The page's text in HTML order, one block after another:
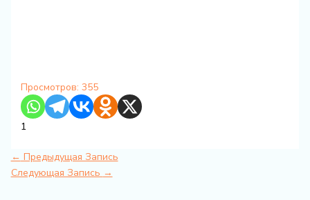
Просмотров: 355
1
← Предыдущая Запись
Следующая Запись →